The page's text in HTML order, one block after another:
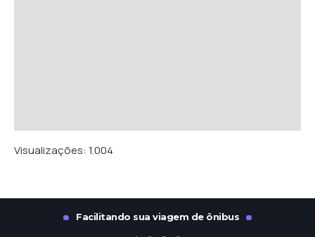
Visualizações: 1.004
Facilitando sua viagem de ônibus